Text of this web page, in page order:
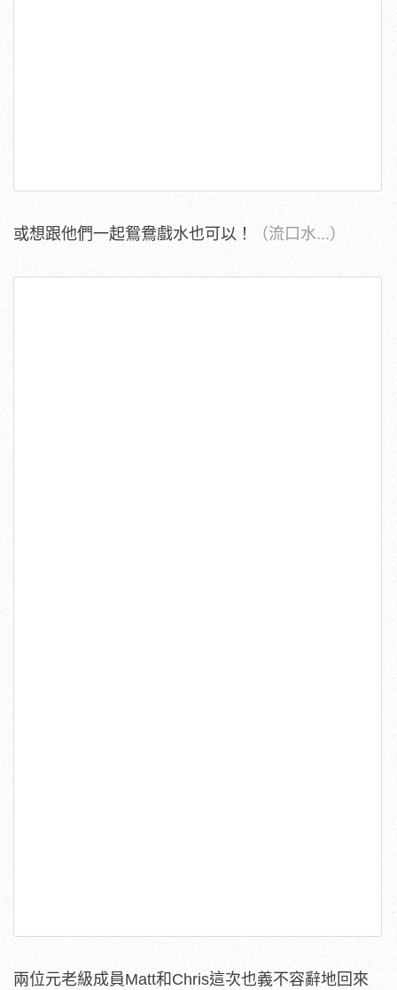
或想跟他們一起鴛鴦戲水也可以！ （流口水...）
兩位元老級成員Matt和Chris這次也義不容辭地回來